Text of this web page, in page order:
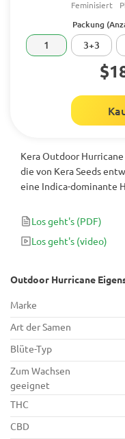
Feminisiert
Packung
1 3+3
Kera Outdoor
die von Kera Seeds
eine Indica-dominante
Kultivierende in
in nur 7 Wochen Blüte
Los geht's (PDF)
Los geht's (video)
Outdoor Hurricane
Marke
Art der Samen
Blüte-Typ
Zum Wachsen
geeignet
THC
CBD